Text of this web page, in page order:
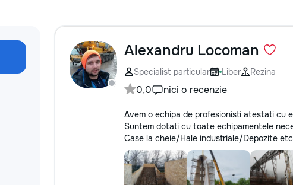
пожеланий
Индивидуальные
группы ✔
и поступлению
школьной
урок
Alexandru Locoman
Specialist particular Liber Rezina
0,0 nici o recenzie
Avem o echipa de profesionisti atestati cu
Suntem dotati cu toate echipamentele
Case la cheie/Hale industriale/Depozite